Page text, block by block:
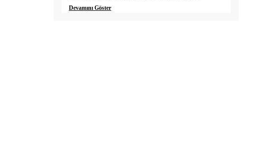
Devamını Göster